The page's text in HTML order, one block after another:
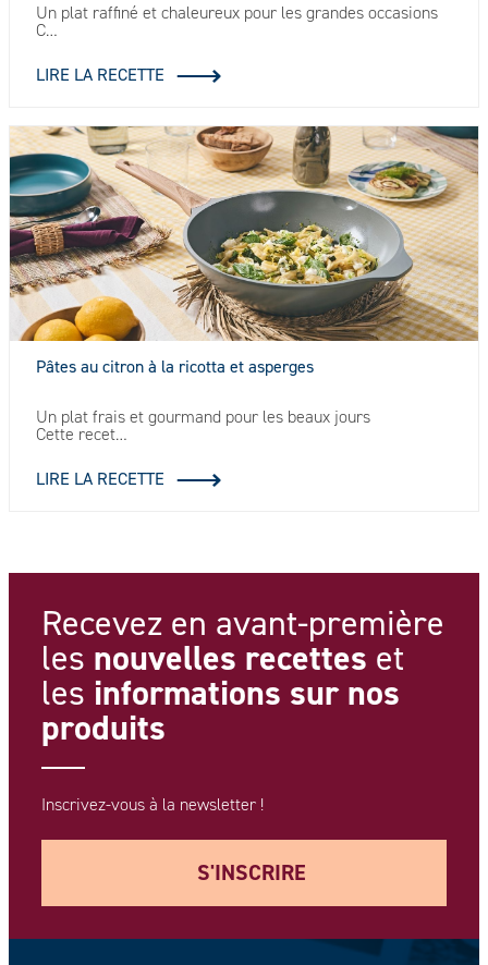
Un plat raffiné et chaleureux pour les grandes occasions
C…
LIRE LA RECETTE
Pâtes au citron à la ricotta et asperges
Un plat frais et gourmand pour les beaux jours
Cette recet…
LIRE LA RECETTE
Recevez en avant-première
les nouvelles recettes et
les informations sur nos
produits
Inscrivez-vous à la newsletter !
S'INSCRIRE